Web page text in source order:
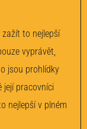
to nejlepší
vyprávět,
jsou prohlídky
její pracovníci
nejlepší v plném